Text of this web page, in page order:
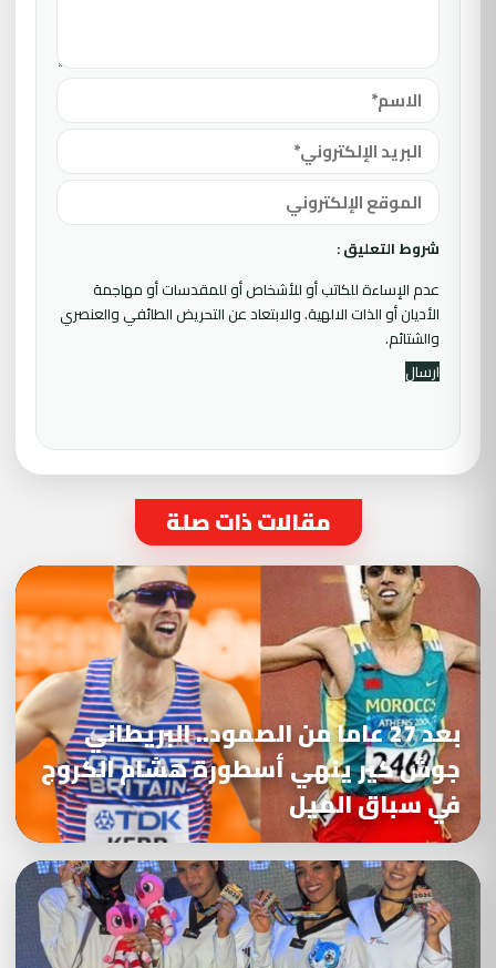
شروط التعليق :
عدم الإساءة للكاتب أو للأشخاص أو للمقدسات أو مهاجمة
الأديان أو الذات الالهية. والابتعاد عن التحريض الطائفي والعنصري
والشتائم.
مقالات ذات صلة
بعد 27 عاما من الصمود.. البريطاني
جوش كير ينهي أسطورة هشام الكروج
في سباق الميل